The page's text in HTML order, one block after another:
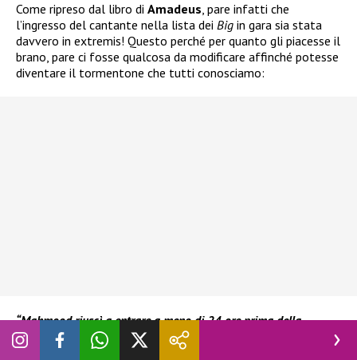
Come ripreso dal libro di Amadeus, pare infatti che
l’ingresso del cantante nella lista dei Big in gara sia stata
davvero in extremis! Questo perché per quanto gli piacesse il
brano, pare ci fosse qualcosa da modificare affinché potesse
diventare il tormentone che tutti conosciamo:
“Mahmood riuscì a entrare a meno di 24 ore prima della
chiusura. Nei mesi di preparazione avevo sentito due o tre brani
di Mahmood molto belli, alcune ballate. Ma secondo me lui